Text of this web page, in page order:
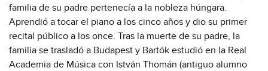
familia de su padre pertenecía a la nobleza húngara.
Aprendió a tocar el piano a los cinco años y dio su primer
recital público a los once. Tras la muerte de su padre, la
familia se trasladó a Budapest y Bartók estudió en la Real
Academia de Música con István Thomán (antiguo alumno